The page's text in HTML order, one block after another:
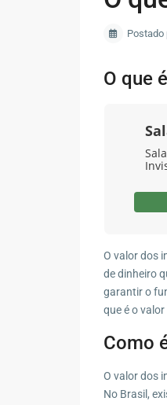
Postado
O que
O valor dos
de dinheiro
garantir o
que é o
Como
O valor dos
No Brasil,